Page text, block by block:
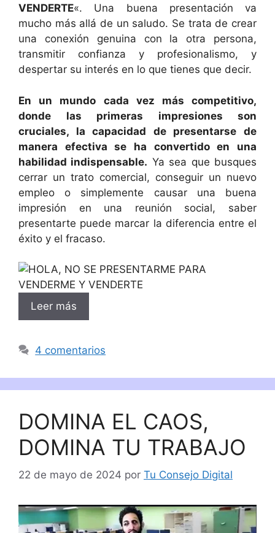
VENDERTE«. Una buena presentación va
mucho más allá de un saludo. Se trata de crear
una conexión genuina con la otra persona,
transmitir confianza y profesionalismo, y
despertar su interés en lo que tienes que decir.
En un mundo cada vez más competitivo,
donde las primeras impresiones son
cruciales, la capacidad de presentarse de
manera efectiva se ha convertido en una
habilidad indispensable. Ya sea que busques
cerrar un trato comercial, conseguir un nuevo
empleo o simplemente causar una buena
impresión en una reunión social, saber
presentarte puede marcar la diferencia entre el
éxito y el fracaso.
Leer más
4 comentarios
DOMINA EL CAOS,
DOMINA TU TRABAJO
22 de mayo de 2024 por Tu Consejo Digital